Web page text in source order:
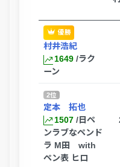
優勝
村井浩紀
1649 /ラク
ーン
2位
定本 拓也
1507 /日ペ
ンラブなペンド
ラ M田 with
ペン表 ヒロ